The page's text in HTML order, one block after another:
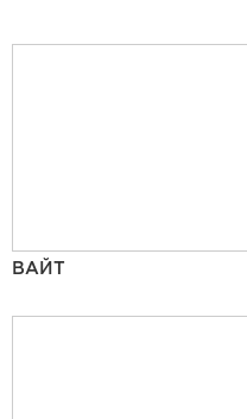
ВАЙТ